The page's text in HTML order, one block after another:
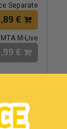
Separate
€
MTA M-Live
€